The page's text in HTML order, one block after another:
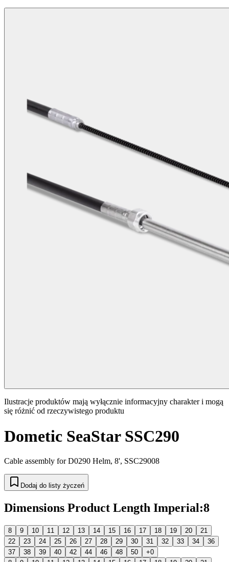
Ilustracje produktów mają wyłącznie informacyjny charakter i mogą
się różnić od rzeczywistego produktu
Dometic SeaStar SSC290
Cable assembly for D0290 Helm, 8', SSC29008
Dodaj do listy życzeń
Dimensions Product Length Imperial:8
8 9 10 11 12 13 14 15 16 17 18 19 20
21
22
23 24 25 26 27 28 29 30 31 32 33 34
36
37
38 39 40 42 44 46 48 50
+0